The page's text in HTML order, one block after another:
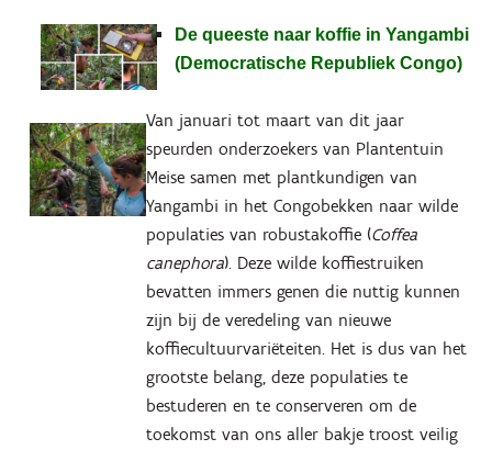
De queeste naar koffie in Yangambi
(Democratische Republiek Congo)
Van januari tot maart van dit jaar
speurden onderzoekers van Plantentuin
Meise samen met plantkundigen van
Yangambi in het Congobekken naar wilde
populaties van robustakoffie (Coffea
canephora). Deze wilde koffiestruiken
bevatten immers genen die nuttig kunnen
zijn bij de veredeling van nieuwe
koffiecultuurvariëteiten. Het is dus van het
grootste belang, deze populaties te
bestuderen en te conserveren om de
toekomst van ons aller bakje troost veilig